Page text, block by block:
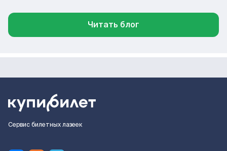
Читать блог
Сервис билетных лазеек